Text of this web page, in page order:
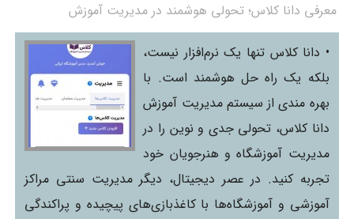
معرفی دانا کلاس؛ تحولی هوشمند در مدیریت آموزش
• دانا کلاس تنها یک نرم‌افزار نیست،
بلکه یک راه حل هوشمند است. با
بهره مندی از سیستم مدیریت آموزش
دانا کلاس، تحولی جدی و نوین را در
مدیریت آموزشگاه و هنرجویان خود
تجربه کنید. در عصر دیجیتال، دیگر مدیریت سنتی مراکز
آموزشی و آموزشگاه‌ها با کاغذبازی‌های پیچیده و پراکندگی